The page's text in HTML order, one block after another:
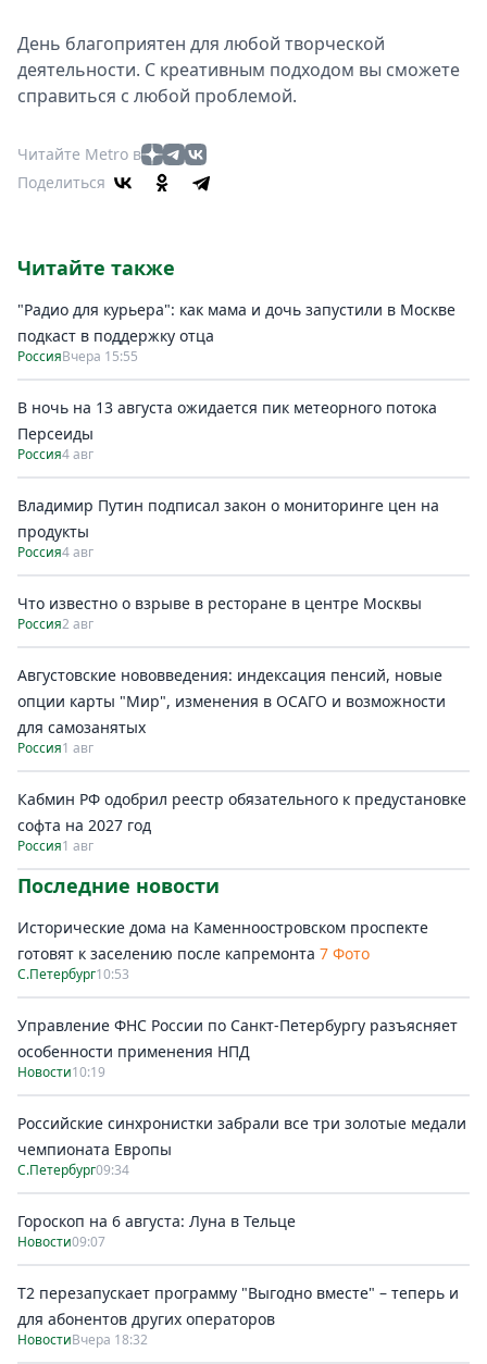
День благоприятен для любой творческой
деятельности. С креативным подходом вы сможете
справиться с любой проблемой.
Читайте Metro в
Поделиться
Читайте также
"Радио для курьера": как мама и дочь запустили в Москве
подкаст в поддержку отца
РоссияВчера 15:55
В ночь на 13 августа ожидается пик метеорного потока
Персеиды
Россия4 авг
Владимир Путин подписал закон о мониторинге цен на
продукты
Россия4 авг
Что известно о взрыве в ресторане в центре Москвы
Россия2 авг
Августовские нововведения: индексация пенсий, новые
опции карты "Мир", изменения в ОСАГО и возможности
для самозанятых
Россия1 авг
Кабмин РФ одобрил реестр обязательного к предустановке
софта на 2027 год
Россия1 авг
Последние новости
Исторические дома на Каменноостровском проспекте
готовят к заселению после капремонта 7 Фото
С.Петербург10:53
Управление ФНС России по Санкт-Петербургу разъясняет
особенности применения НПД
Новости10:19
Российские синхронистки забрали все три золотые медали
чемпионата Европы
С.Петербург09:34
Гороскоп на 6 августа: Луна в Тельце
Новости09:07
Т2 перезапускает программу "Выгодно вместе" – теперь и
для абонентов других операторов
НовостиВчера 18:32